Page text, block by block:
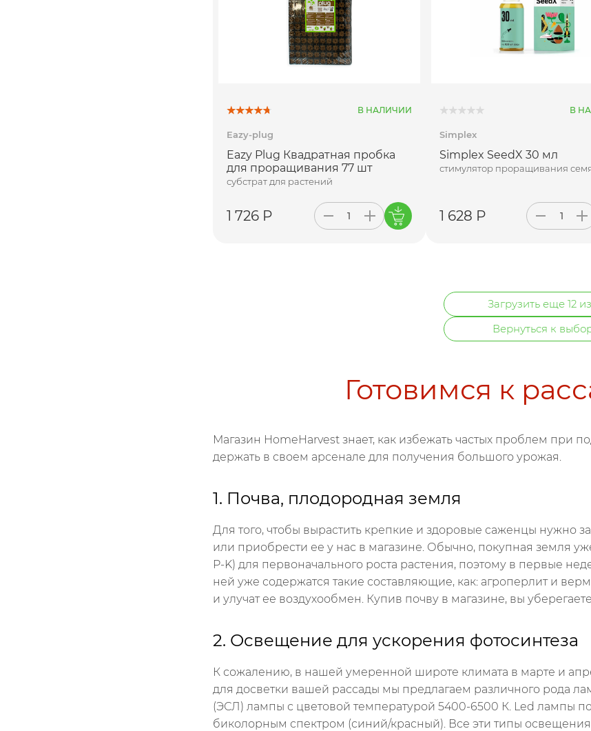
В НАЛИЧИИ
Eazy-plug
Eazy Plug Квадратная пробка
для проращивания 77 шт
субстрат для растений
1 726 Р
В
Simplex
Simplex SeedX 30 мл
стимулятор проращивания
1 628 Р
Загрузить еще 12
Вернуться к
Готовимся к
Магазин HomeHarvest знает, как избежать частых проблем при
держать в своем арсенале для получения большого урожая.
1. Почва, плодородная земля
Для того, чтобы вырастить крепкие и здоровые саженцы нужно
или приобрести ее у нас в магазине. Обычно, покупная земля
P-K) для первоначального роста растения, поэтому в первые
ней уже содержатся такие составляющие, как: агроперлит и
и улучат ее воздухообмен. Купив почву в магазине, вы
2. Освещение для ускорения фотосинтеза
К сожалению, в нашей умеренной широте климата в марте и
для досветки вашей рассады мы предлагаем различного рода
(ЭСЛ) лампы с цветовой температурой 5400-6500 К. Led лампы
биколорным спектром (синий/красный). Все эти типы